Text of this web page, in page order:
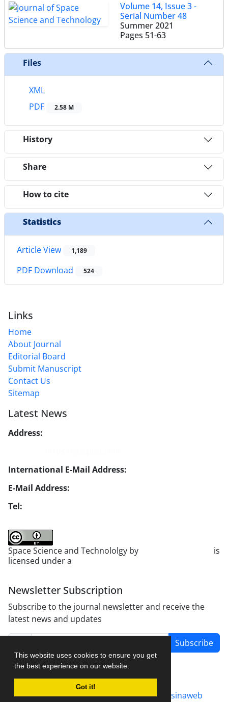
This website uses cookies to ensure you get
the best experience on our website.
Got it!
Volume 14, Issue 3 -
Serial Number 48
Summer 2021
Pages 51-63
Files
XML
PDF
2.58 M
History
Share
How to cite
Statistics
Article View 1,189
PDF Download 524
Links
Home
About Journal
Editorial Board
Submit Manuscript
Contact Us
Sitemap
Latest News
Address:
International E-Mail Address:
E-Mail Address:
Tel:
Space Science and Technololgy by
is
licensed under a
Newsletter Subscription
Subscribe to the journal newsletter and receive the
latest news and updates
Subscribe
Journal management system.designed by sinaweb